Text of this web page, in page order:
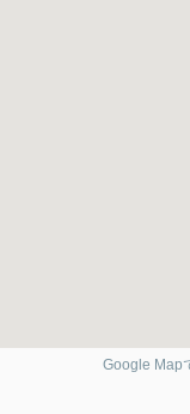
Google Map